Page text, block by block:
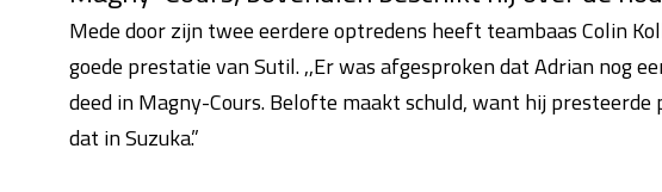
Mede door zijn twee eerdere optredens heeft teambaas Colin
goede prestatie van Sutil. ,,Er was afgesproken dat Adrian nog
deed in Magny-Cours. Belofte maakt schuld, want hij
dat in Suzuka.”